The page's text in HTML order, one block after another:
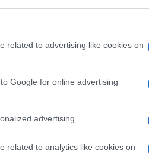
related to advertising like cookies on
Google for online advertising
advertising.
related to analytics like cookies on
incresciosa,
Per questo
i 18 allievi della
affrontando temi
ha giustificazione –
sempre l’
di impotenza ci
e trovare le
la propensione a